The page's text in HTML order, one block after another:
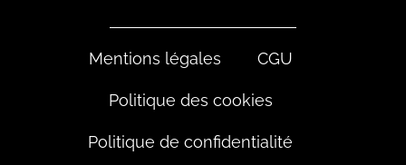
Mentions légales CGU
Politique des cookies
Politique de confidentialité